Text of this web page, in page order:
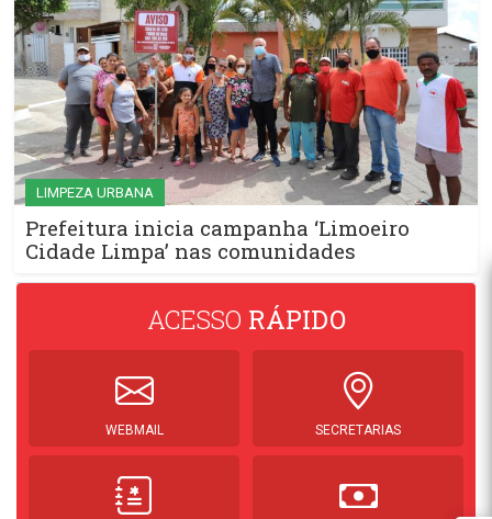
LIMPEZA URBANA
Prefeitura inicia campanha ‘Limoeiro
Cidade Limpa’ nas comunidades
ACESSO RÁPIDO
WEBMAIL SECRETARIAS